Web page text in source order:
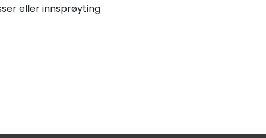
eller innsprøyting